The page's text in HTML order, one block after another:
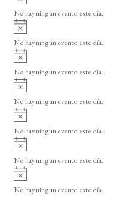
o
v
i
o
No hay ningún evento este día.
A
v
i
o
No hay ningún evento este día.
A
v
i
o
No hay ningún evento este día.
A
v
i
o
No hay ningún evento este día.
A
v
i
o
No hay ningún evento este día.
A
v
i
o
No hay ningún evento este día.
A
v
i
No hay ningún evento este día.